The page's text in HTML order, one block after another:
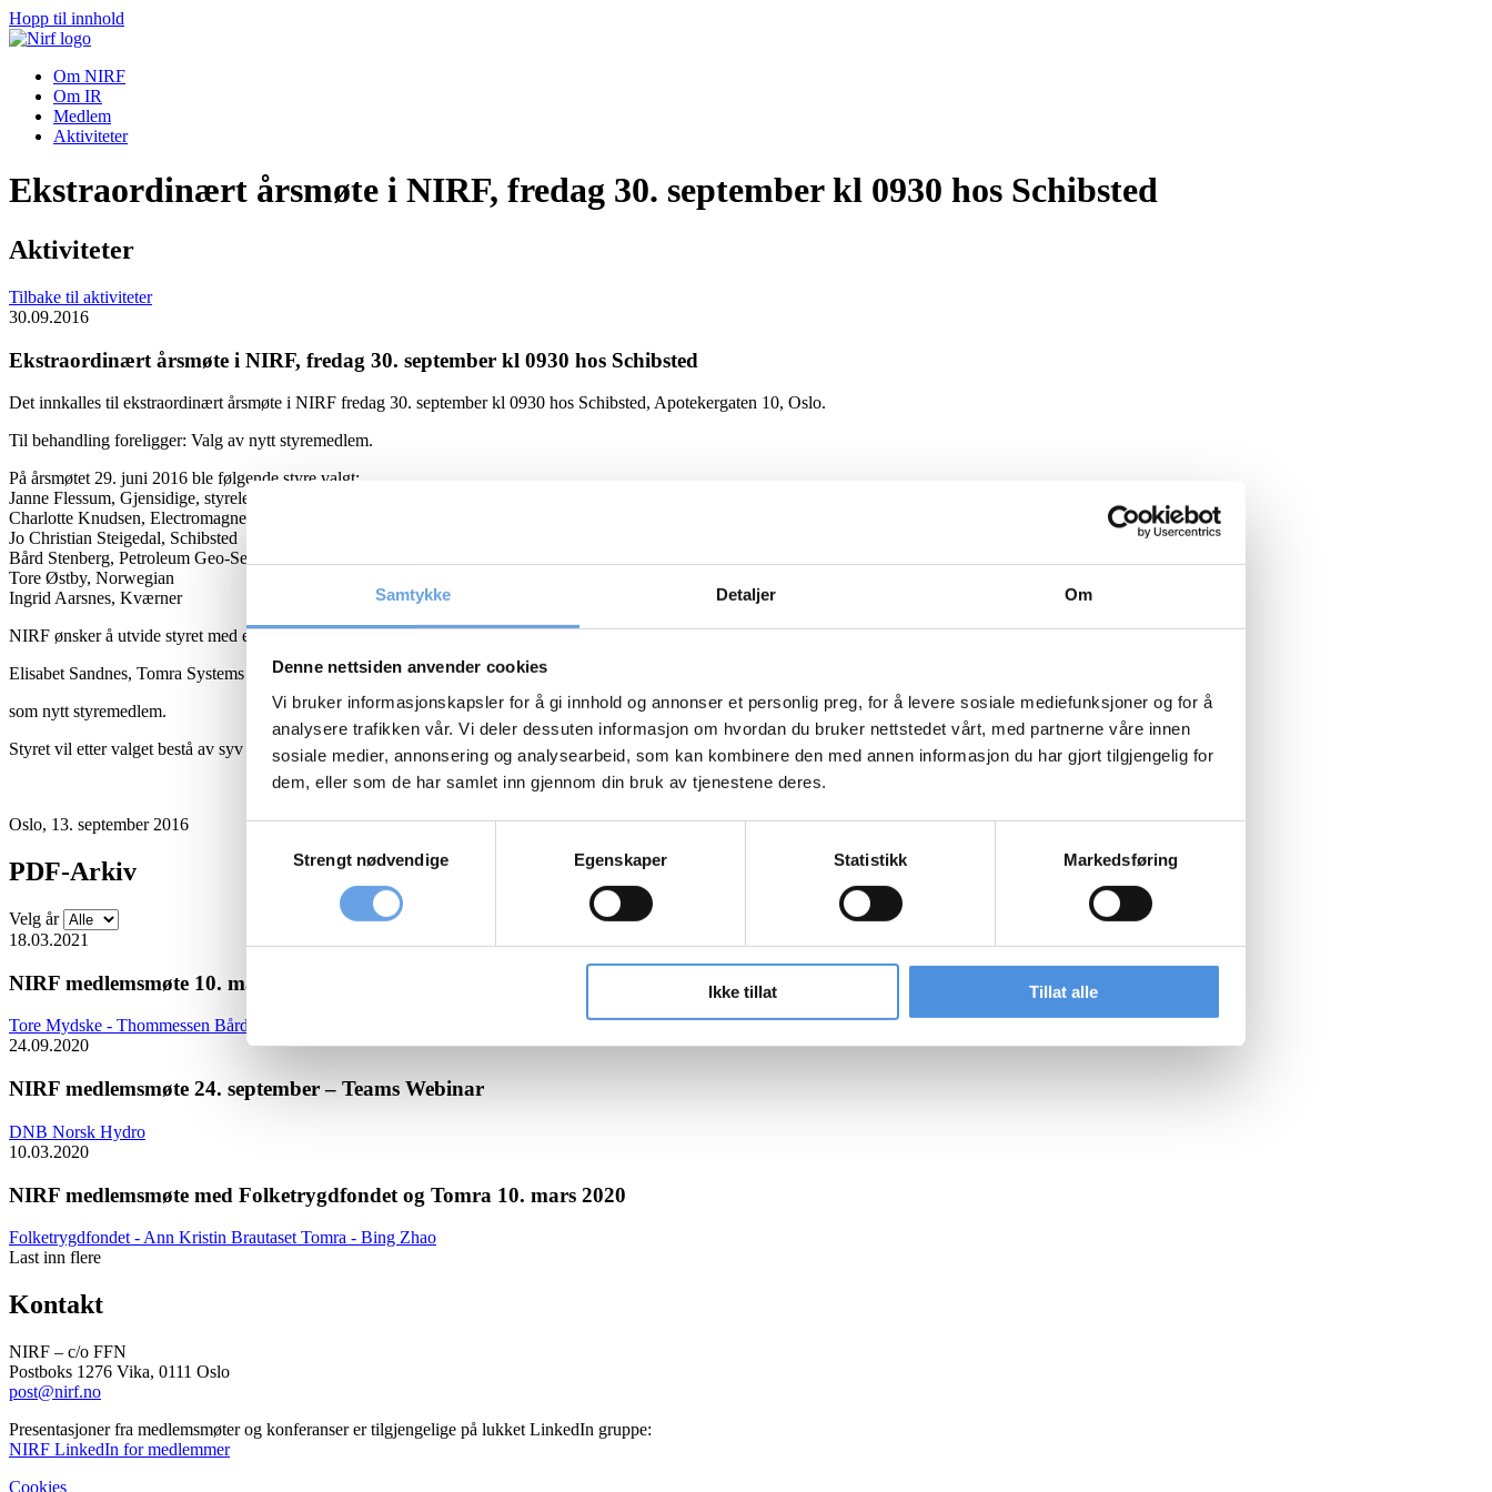
Samtykke Detaljer Om
Denne nettsiden anvender cookies
Vi bruker informasjonskapsler for å gi innhold og annonser et personlig preg, for å levere sosiale mediefunksjoner og for å
analysere trafikken vår. Vi deler dessuten informasjon om hvordan du bruker nettstedet vårt, med partnerne våre innen
sosiale medier, annonsering og analysearbeid, som kan kombinere den med annen informasjon du har gjort tilgjengelig for
dem, eller som de har samlet inn gjennom din bruk av tjenestene deres.
Strengt nødvendige
Egenskaper Statistikk Markedsføring
Ikke tillat Tillat alle
Hopp til innhold
Om NIRF
Om IR
Medlem
Aktiviteter
Ekstraordinært årsmøte i NIRF, fredag 30. september kl 0930 hos Schibsted
Aktiviteter
Tilbake til aktiviteter
30.09.2016
Ekstraordinært årsmøte i NIRF, fredag 30. september kl 0930 hos Schibsted
Det innkalles til ekstraordinært årsmøte i NIRF fredag 30. september kl 0930 hos Schibsted, Apotekergaten 10, Oslo.
Til behandling foreligger: Valg av nytt styremedlem.
På årsmøtet 29. juni 2016 ble følgende styre valgt:
Janne Flessum, Gjensidige, styreleder
Charlotte Knudsen, Electromagnetic Geoservices
Jo Christian Steigedal, Schibsted
Bård Stenberg, Petroleum Geo-Services
Tore Østby, Norwegian
Ingrid Aarsnes, Kværner
NIRF ønsker å utvide styret med en person og valgkomitéen har innstilt
Elisabet Sandnes, Tomra Systems ASA
som nytt styremedlem.
Styret vil etter valget bestå av syv personer.
Oslo, 13. september 2016
PDF-Arkiv
Velg år
18.03.2021
NIRF medlemsmøte 10. mars 2021
Tore Mydske - Thommessen Bård Bringedal - Storebrand
24.09.2020
NIRF medlemsmøte 24. september – Teams Webinar
DNB Norsk Hydro
10.03.2020
NIRF medlemsmøte med Folketrygdfondet og Tomra 10. mars 2020
Folketrygdfondet - Ann Kristin Brautaset Tomra - Bing Zhao
Last inn flere
Kontakt
NIRF – c/o FFN
Postboks 1276 Vika, 0111 Oslo
post@nirf.no
Presentasjoner fra medlemsmøter og konferanser er tilgjengelige på lukket LinkedIn gruppe:
NIRF LinkedIn for medlemmer
Cookies